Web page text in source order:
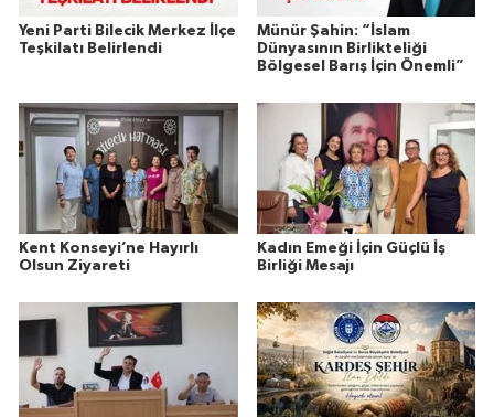
Yeni Parti Bilecik Merkez İlçe
Teşkilatı Belirlendi
Münür Şahin: “İslam
Dünyasının Birlikteliği
Bölgesel Barış İçin Önemli”
Kent Konseyi’ne Hayırlı
Olsun Ziyareti
Kadın Emeği İçin Güçlü İş
Birliği Mesajı